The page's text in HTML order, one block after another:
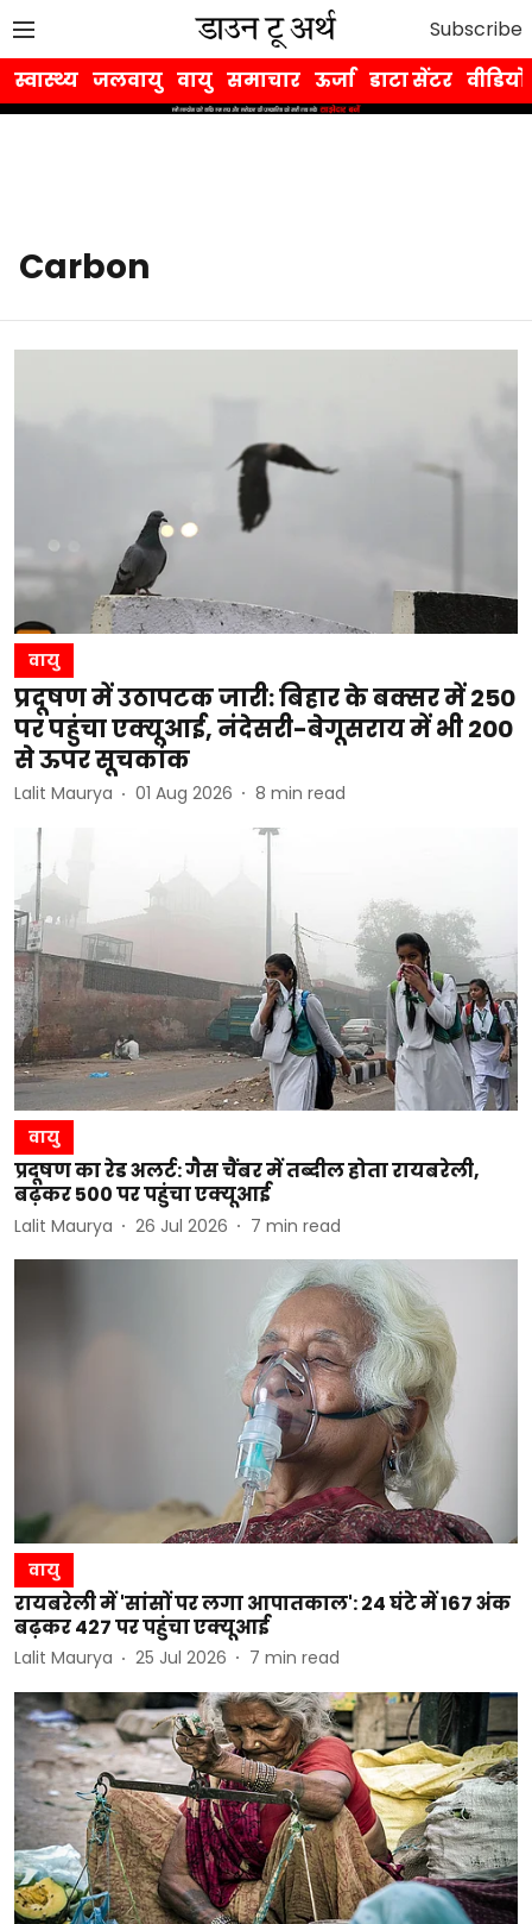
Subscribe
स्वास्थ्य जलवायु वायु समाचार ऊर्जा डाटा सेंटर वीडियो
Carbon
वायु
प्रदूषण में उठापटक जारी: बिहार के बक्सर में 250
पर पहुंचा एक्यूआई, नंदेसरी-बेगूसराय में भी 200
से ऊपर सूचकांक
Lalit Maurya 01 Aug 2026 8 min read
वायु
प्रदूषण का रेड अलर्ट: गैस चैंबर में तब्दील होता रायबरेली,
बढ़कर 500 पर पहुंचा एक्यूआई
Lalit Maurya 26 Jul 2026 7 min read
वायु
रायबरेली में 'सांसों पर लगा आपातकाल': 24 घंटे में 167 अंक
बढ़कर 427 पर पहुंचा एक्यूआई
Lalit Maurya 25 Jul 2026 7 min read